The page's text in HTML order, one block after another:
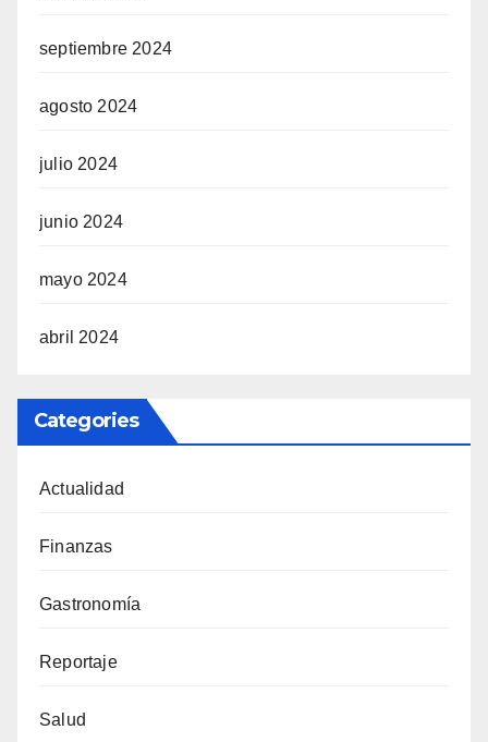
septiembre 2024
agosto 2024
julio 2024
junio 2024
mayo 2024
abril 2024
Categories
Actualidad
Finanzas
Gastronomía
Reportaje
Salud